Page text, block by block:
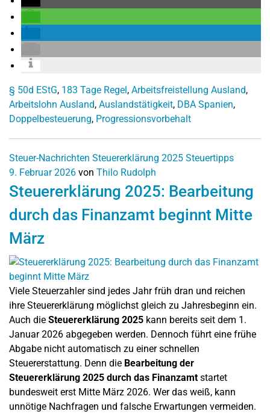
§ 50d EStG, 183 Tage Regel, Arbeitsfreistellung Ausland,
Arbeitslohn Ausland, Auslandstätigkeit, DBA Spanien,
Doppelbesteuerung, Progressionsvorbehalt
Steuer-Nachrichten Steuererklärung 2025 Steuertipps
9. Februar 2026 von Thilo Rudolph
Steuererklärung 2025: Bearbeitung
durch das Finanzamt beginnt Mitte
März
Viele Steuerzahler sind jedes Jahr früh dran und reichen
ihre Steuererklärung möglichst gleich zu Jahresbeginn ein.
Auch die Steuererklärung 2025 kann bereits seit dem 1.
Januar 2026 abgegeben werden. Dennoch führt eine frühe
Abgabe nicht automatisch zu einer schnellen
Steuererstattung. Denn die Bearbeitung der
Steuererklärung 2025 durch das Finanzamtstartet
bundesweit erst Mitte März 2026. Wer das weiß, kann
unnötige Nachfragen und falsche Erwartungen vermeiden.